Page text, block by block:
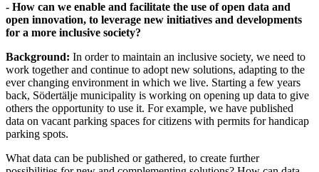
- How can we enable and facilitate the use of open data and
open innovation, to leverage new initiatives and developments
for a more inclusive society?
Background: In order to maintain an inclusive society, we need to
work together and continue to adopt new solutions, adapting to the
ever changing environment in which we live. Starting a few years
back, Södertälje municipality is working on opening up data to give
others the opportunity to use it. For example, we have published
data on vacant parking spaces for citizens with permits for handicap
parking spots.
What data can be published or gathered, to create further